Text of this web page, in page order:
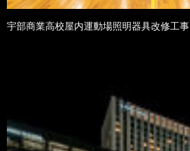
宇部商業高校屋内運動場照明器具改修工事